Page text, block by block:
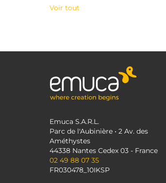
Voir tout
Emuca S.A.R.L.
Parc de l'Aubinière • 2 Av. des
Améthystes
44338 Nantes Cedex 03 - France
02 49 88 07 35
FR030478_10IKSP